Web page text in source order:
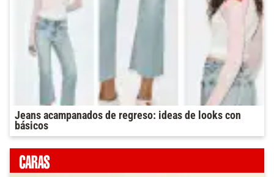
Jeans acampanados de regreso: ideas de looks con
básicos